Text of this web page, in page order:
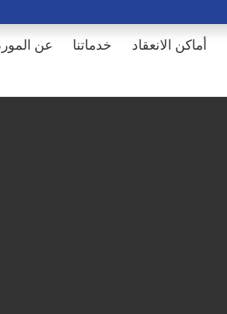
عن خدماتنا أماكن الانعقاد